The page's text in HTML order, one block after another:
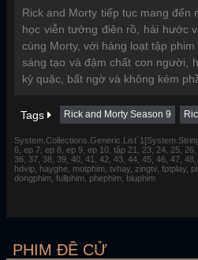
Rick and Morty tiếp tục mang đến
học viễn tưởng điên rồ, hài hước
cùng Morty, với hàng loạt tập
sáng tạo và đậm chất con người,
kỳ quặc, bất ngờ và không kém
Tags Rick and Morty Season 9
6, ep 7, ep 8, ep 9, ep 10, tập 21, 23, 24, 25,
36, 37, 38, 39, 40, 41, 42, 43, 44, 45, 46, 47,
hdvip, hayghe, motphim, tvhay, zingtv, fptplay,
dongphim, fullphim, phephim, bluphim
PHIM ĐỀ CỬ